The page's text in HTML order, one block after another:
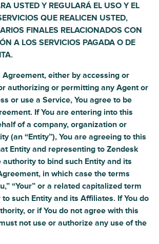
USTED Y REGULARÁ EL USO Y EL
QUE REALICEN USTED,
FINALES RELACIONADOS CON
A LOS SERVICIOS PAGADA O DE
either by accessing or
authorizing or permitting any Agent or
or use a Service, You agree to be
If You are entering into this
of a company, organization or
(an “Entity”), You are agreeing to this
Entity and representing to Zendesk
authority to bind such Entity and its
in which case the terms
“Your” or a related capitalized term
such Entity and its Affiliates. If You do
or if You do not agree with this
not use or authorize any use of the